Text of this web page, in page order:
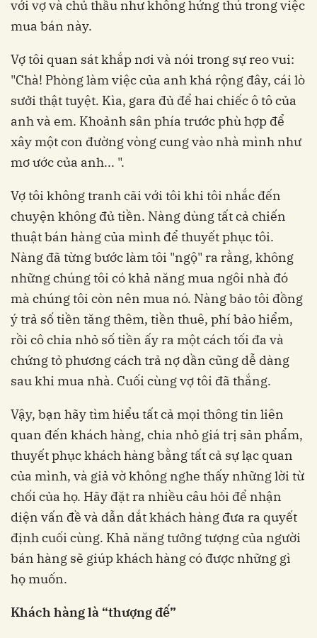
với vợ và chủ thầu như không hứng thú trong việc
mua bán này.
Vợ tôi quan sát khắp nơi và nói trong sự reo vui:
"Chà! Phòng làm việc của anh khá rộng đây, cái lò
sưởi thật tuyệt. Kìa, gara đủ để hai chiếc ô tô của
anh và em. Khoảnh sân phía trước phù hợp để
xây một con đường vòng cung vào nhà mình như
mơ ước của anh... ".
Vợ tôi không tranh cãi với tôi khi tôi nhắc đến
chuyện không đủ tiền. Nàng dùng tất cả chiến
thuật bán hàng của mình để thuyết phục tôi.
Nàng đã từng bước làm tôi "ngộ" ra rằng, không
những chúng tôi có khả năng mua ngôi nhà đó
mà chúng tôi còn nên mua nó. Nàng bảo tôi đồng
ý trả số tiền tăng thêm, tiền thuê, phí bảo hiểm,
rồi cô chia nhỏ số tiền ấy ra một cách tối đa và
chứng tỏ phương cách trả nợ dần cũng dễ dàng
sau khi mua nhà. Cuối cùng vợ tôi đã thắng.
Vậy, bạn hãy tìm hiểu tất cả mọi thông tin liên
quan đến khách hàng, chia nhỏ giá trị sản phẩm,
thuyết phục khách hàng bằng tất cả sự lạc quan
của mình, và giả vờ không nghe thấy những lời từ
chối của họ. Hãy đặt ra nhiều câu hỏi để nhận
diện vấn đề và dẫn dắt khách hàng đưa ra quyết
định cuối cùng. Khả năng tưởng tượng của người
bán hàng sẽ giúp khách hàng có được những gì
họ muốn.
Khách hàng là “thượng đế”